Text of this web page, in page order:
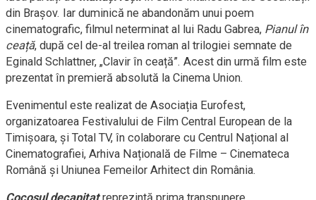
din Brașov. Iar duminică ne abandonăm unui poem
cinematografic, filmul neterminat al lui Radu Gabrea, Pianul în
ceață, după cel de-al treilea roman al trilogiei semnate de
Eginald Schlattner, „Clavir în ceață”. Acest din urmă film este
prezentat în premieră absolută la Cinema Union.
Evenimentul este realizat de Asociația Eurofest,
organizatoarea Festivalului de Film Central European de la
Timișoara, și Total TV, în colaborare cu Centrul Național al
Cinematografiei, Arhiva Națională de Filme – Cinemateca
Română și Uniunea Femeilor Arhitect din România.